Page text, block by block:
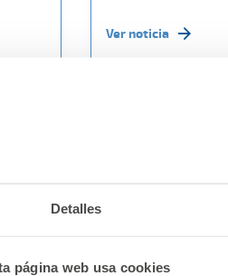
Detalles
página web usa cookies
Ver noticia